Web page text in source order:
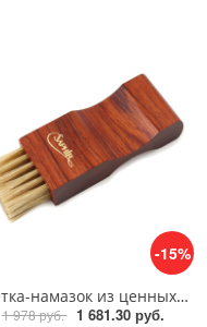
-15%
Щетка-намазок из ценных пород дерева Saphir Brosse Pommadier
1 978 руб. 1 681.30 руб.